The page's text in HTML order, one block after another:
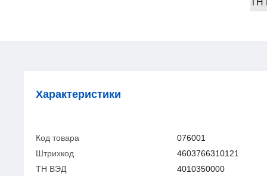
Характеристики
Код товара
076001
Штрихкод
4603766310121
ТН ВЭД
4010350000